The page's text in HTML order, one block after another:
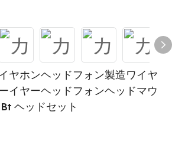
ヤホンヘッドフォン製造ワイヤ
イヤーヘッドフォンヘッドマウ
ヘッドセット